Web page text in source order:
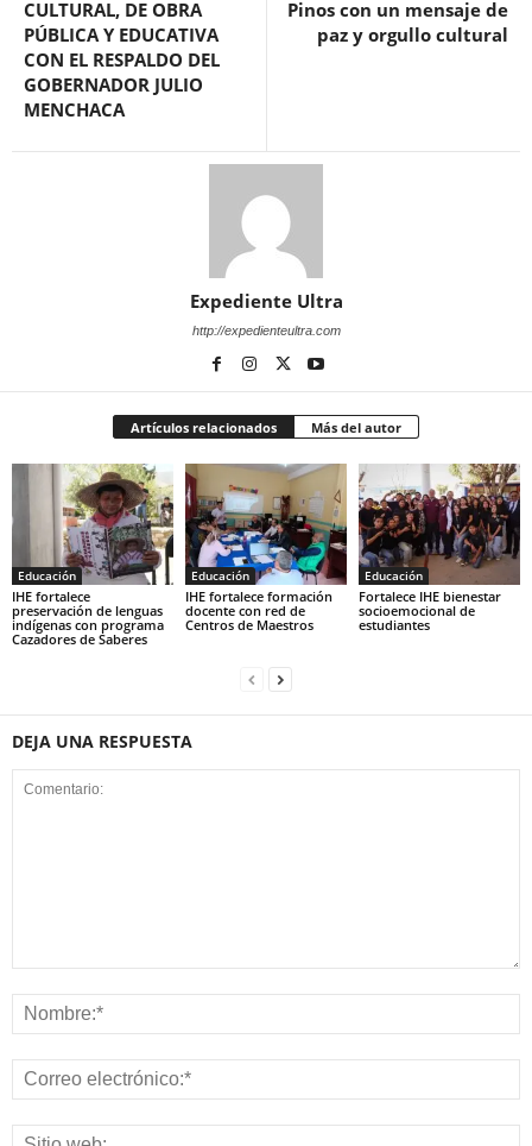
CULTURAL, DE OBRA
PÚBLICA Y EDUCATIVA
CON EL RESPALDO DEL
GOBERNADOR JULIO
MENCHACA
Pinos con un mensaje de
paz y orgullo cultural
Expediente Ultra
http://expedienteultra.com
Artículos relacionados Más del autor
Educación
IHE fortalece
preservación de lenguas
indígenas con programa
Cazadores de Saberes
Educación
IHE fortalece formación
docente con red de
Centros de Maestros
Educación
Fortalece IHE bienestar
socioemocional de
estudiantes
DEJA UNA RESPUESTA